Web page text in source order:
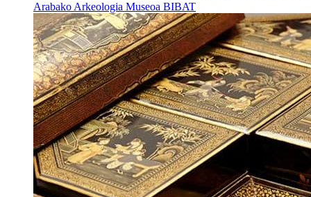
Arabako Arkeologia Museoa BIBAT